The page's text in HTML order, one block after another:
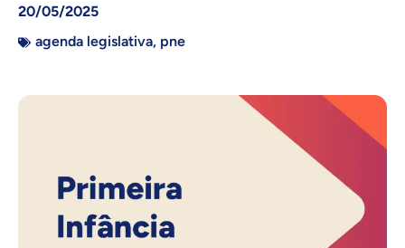
20/05/2025
agenda legislativa, pne